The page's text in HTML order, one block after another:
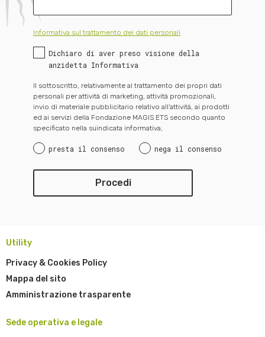
Informativa sul trattamento dei dati personali
Dichiaro di aver preso visione della
anzidetta Informativa
Il sottoscritto, relativamente al trattamento dei propri dati
personali per attività di marketing, attività promozionali,
invio di materiale pubblicitario relativo all’attività, ai prodotti
ed ai servizi della Fondazione MAGIS ETS secondo quanto
specificato nella suindicata informativa,
presta il consenso nega il consenso
Utility
Privacy & Cookies Policy
Mappa del sito
Amministrazione trasparente
Sede operativa e legale